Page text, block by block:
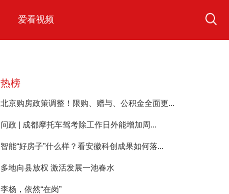
爱看视频
热榜
北京购房政策调整！限购、赠与、公积金全面更...
问政 | 成都摩托车驾考除工作日外能增加周...
智能“好房子”什么样？看安徽科创成果如何落...
多地向县放权 激活发展一池春水
李杨，依然“在岗”